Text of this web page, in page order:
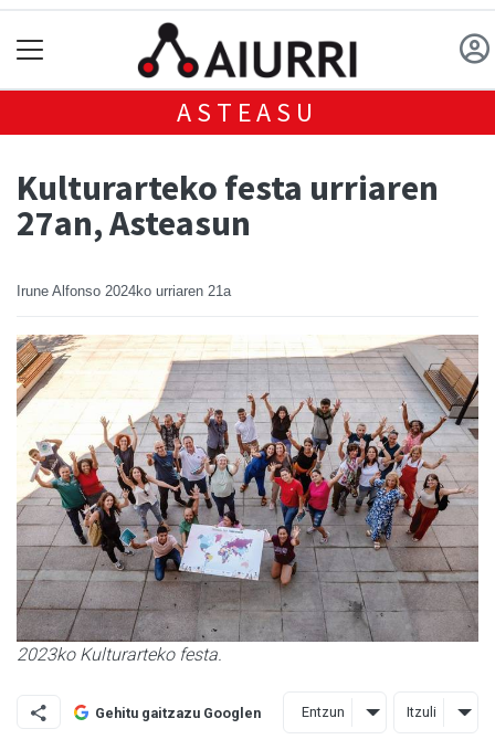
ASTEASU
Kulturarteko festa urriaren
27an, Asteasun
Irune Alfonso 2024ko urriaren 21a
2023ko Kulturarteko festa.
Gehitu gaitzazu Googlen Entzun Itzuli